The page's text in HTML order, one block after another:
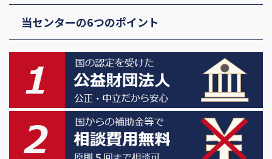
当センターの6つのポイント